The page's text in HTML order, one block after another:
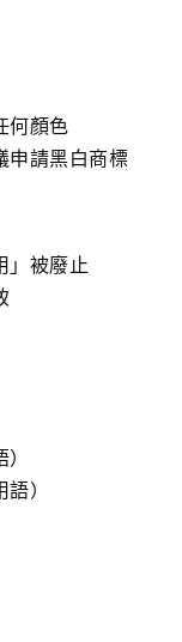
何顏色
申請黑白商標
」被廢止
）